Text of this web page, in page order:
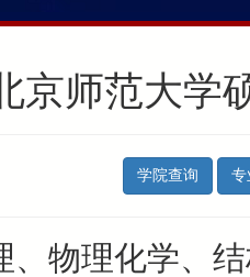
京师范大学
学院查询 专
物理化学、结